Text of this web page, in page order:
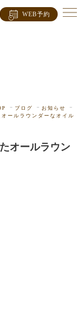
ブログ
お知らせ
ールラウンダーなオイル
WEB予約
オールラウン